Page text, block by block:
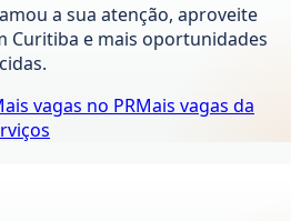
a sua atenção, aproveite
Curitiba e mais oportunidades
vagas no PRMais vagas da